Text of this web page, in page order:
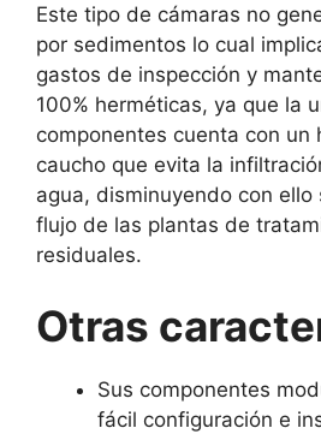
Este tipo de cámaras no
por sedimentos lo cual
gastos de inspección y
100% herméticas, ya que la
componentes cuenta con un
caucho que evita la
agua, disminuyendo con ello
flujo de las plantas de
residuales.
Otras
Sus componentes
fácil configuración e